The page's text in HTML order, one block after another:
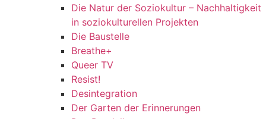
Die Natur der Soziokultur – Nachhaltigkeit
in soziokulturellen Projekten
Die Baustelle
Breathe+
Queer TV
Resist!
Desintegration
Der Garten der Erinnerungen